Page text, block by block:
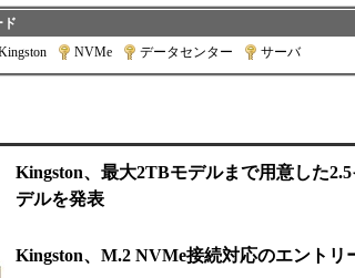
ド
NVMe データセンター サーバ
Kingston、最大2TBモデルまで用意した
デルを発表
Kingston、M.2 NVMe接続対応のエントリ